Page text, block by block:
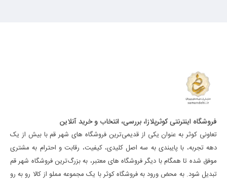
فروشگاه اینترنتی کوثرپلازا، بررسی، انتخاب و خرید آنلاین
تعاونی کوثر به عنوان یکی از قدیمی‌ترین فروشگاه های شهر قم با بیش از یک
دهه تجربه، با پایبندی به سه اصل کلیدی، کیفیت، رقابت و احترام به مشتری
موفق شده تا همگام با دیگر فروشگاه های معتبر، به بزرگ‌ترین فروشگاه شهر قم
تبدیل شود. به محض ورود به فروشگاه کوثر با یک مجموعه مملو از کالا رو به رو